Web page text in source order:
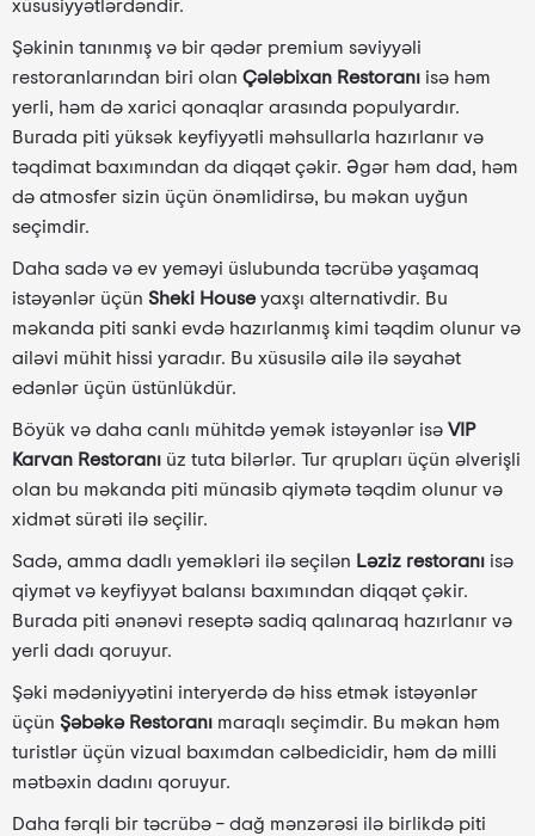
xüsusiyyətlərdəndir.
Şəkinin tanınmış və bir qədər premium səviyyəli
restoranlarından biri olan Çələbixan Restoranı isə həm
yerli, həm də xarici qonaqlar arasında populyardır.
Burada piti yüksək keyfiyyətli məhsullarla hazırlanır və
təqdimat baxımından da diqqət çəkir. Əgər həm dad, həm
də atmosfer sizin üçün önəmlidirsə, bu məkan uyğun
seçimdir.
Daha sadə və ev yeməyi üslubunda təcrübə yaşamaq
istəyənlər üçün Sheki Houseyaxşı alternativdir. Bu
məkanda piti sanki evdə hazırlanmış kimi təqdim olunur və
ailəvi mühit hissi yaradır. Bu xüsusilə ailə ilə səyahət
edənlər üçün üstünlükdür.
Böyük və daha canlı mühitdə yemək istəyənlər isə VIP
Karvan Restoranı üz tuta bilərlər. Tur qrupları üçün əlverişli
olan bu məkanda piti münasib qiymətə təqdim olunur və
xidmət sürəti ilə seçilir.
Sadə, amma dadlı yeməkləri ilə seçilən Ləziz restoranı isə
qiymət və keyfiyyət balansı baxımından diqqət çəkir.
Burada piti ənənəvi reseptə sadiq qalınaraq hazırlanır və
yerli dadı qoruyur.
Şəki mədəniyyətini interyerdə də hiss etmək istəyənlər
üçün Şəbəkə Restoranı maraqlı seçimdir. Bu məkan həm
turistlər üçün vizual baxımdan cəlbedicidir, həm də milli
mətbəxin dadını qoruyur.
Daha fərqli bir təcrübə – dağ mənzərəsi ilə birlikdə piti